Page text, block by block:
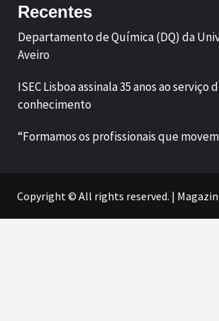
Recentes
Departamento de Química (DQ) da
Aveiro
ISEC Lisboa assinala 35 anos ao serviço
conhecimento
“Formamos os profissionais que
Copyright © All rights reserved. |